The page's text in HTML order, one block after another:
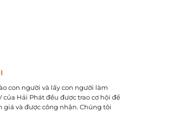
con người và lấy con người làm
của Hải Phát đều được trao cơ hội để
giá và được công nhận. Chúng tôi